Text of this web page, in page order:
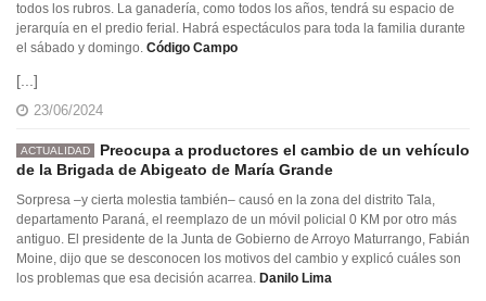
todos los rubros. La ganadería, como todos los años, tendrá su espacio de
jerarquía en el predio ferial. Habrá espectáculos para toda la familia durante
el sábado y domingo. Código Campo
[...]
23/06/2024
ACTUALIDAD
Preocupa a productores el cambio de un vehículo
de la Brigada de Abigeato de María Grande
Sorpresa –y cierta molestia también– causó en la zona del distrito Tala,
departamento Paraná, el reemplazo de un móvil policial 0 KM por otro más
antiguo. El presidente de la Junta de Gobierno de Arroyo Maturrango, Fabián
Moine, dijo que se desconocen los motivos del cambio y explicó cuáles son
los problemas que esa decisión acarrea. Danilo Lima